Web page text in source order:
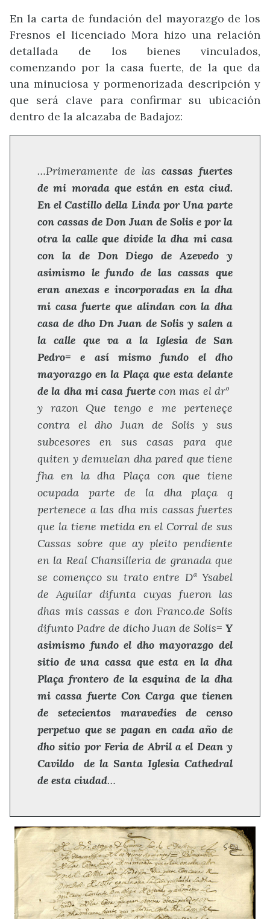
En la carta de fundación del mayorazgo de los
Fresnos el licenciado Mora hizo una relación
detallada de los bienes vinculados,
comenzando por la casa fuerte, de la que da
una minuciosa y pormenorizada descripción y
que será clave para confirmar su ubicación
dentro de la alcazaba de Badajoz:
…Primeramente de las cassas fuertes
de mi morada que están en esta ciud.
En el Castillo della Linda por Una parte
con cassas de Don Juan de Solis e por la
otra la calle que divide la dha mi casa
con la de Don Diego de Azevedo y
asimismo le fundo de las cassas que
eran anexas e incorporadas en la dha
mi casa fuerte que alindan con la dha
casa de dho Dn Juan de Solis y salen a
la calle que va a la Iglesia de San
Pedro= e así mismo fundo el dho
mayorazgo en la Plaça que esta delante
de la dha mi casa fuertecon mas el drº
y razon Que tengo e me perteneçe
contra el dho Juan de Solis y sus
subcesores en sus casas para que
quiten y demuelan dha pared que tiene
fha en la dha Plaça con que tiene
ocupada parte de la dha plaça q
pertenece a las dha mis cassas fuertes
que la tiene metida en el Corral de sus
Cassas sobre que ay pleito pendiente
en la Real Chansilleria de granada que
se començco su trato entre Dª Ysabel
de Aguilar difunta cuyas fueron las
dhas mis cassas e don Franco.de Solis
difunto Padre de dicho Juan de Solis= Y
asimismo fundo el dho mayorazgo del
sitio de una cassa que esta en la dha
Plaça frontero de la esquina de la dha
mi cassa fuerte Con Carga que tienen
de setecientos maravedíes de censo
perpetuo que se pagan en cada año de
dho sitio por Feria de Abril a el Dean y
Cavildo de la Santa Iglesia Cathedral
de esta ciudad…